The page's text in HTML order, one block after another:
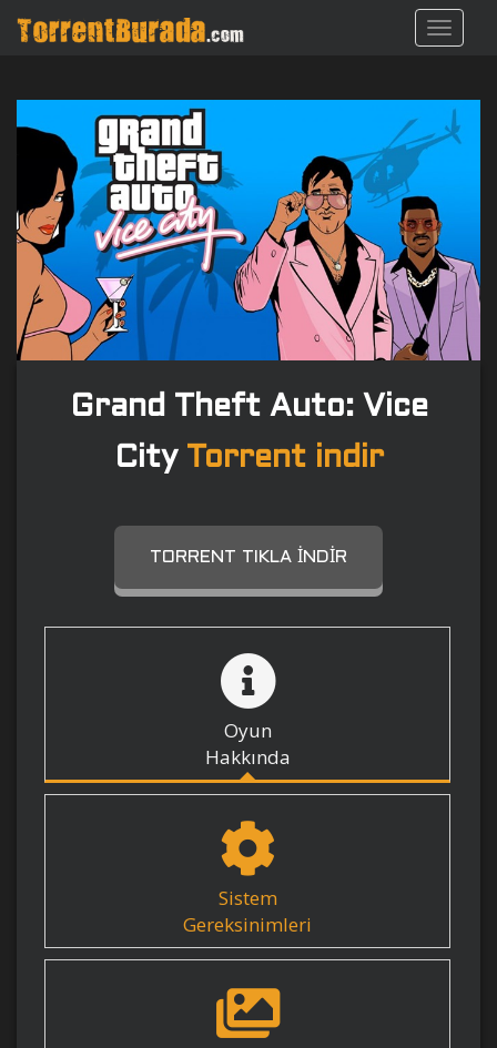
Grand Theft Auto: Vice
City
Torrent indir
TORRENT TIKLA İNDIR
Oyun
Hakkında
Sistem
Gereksinimleri